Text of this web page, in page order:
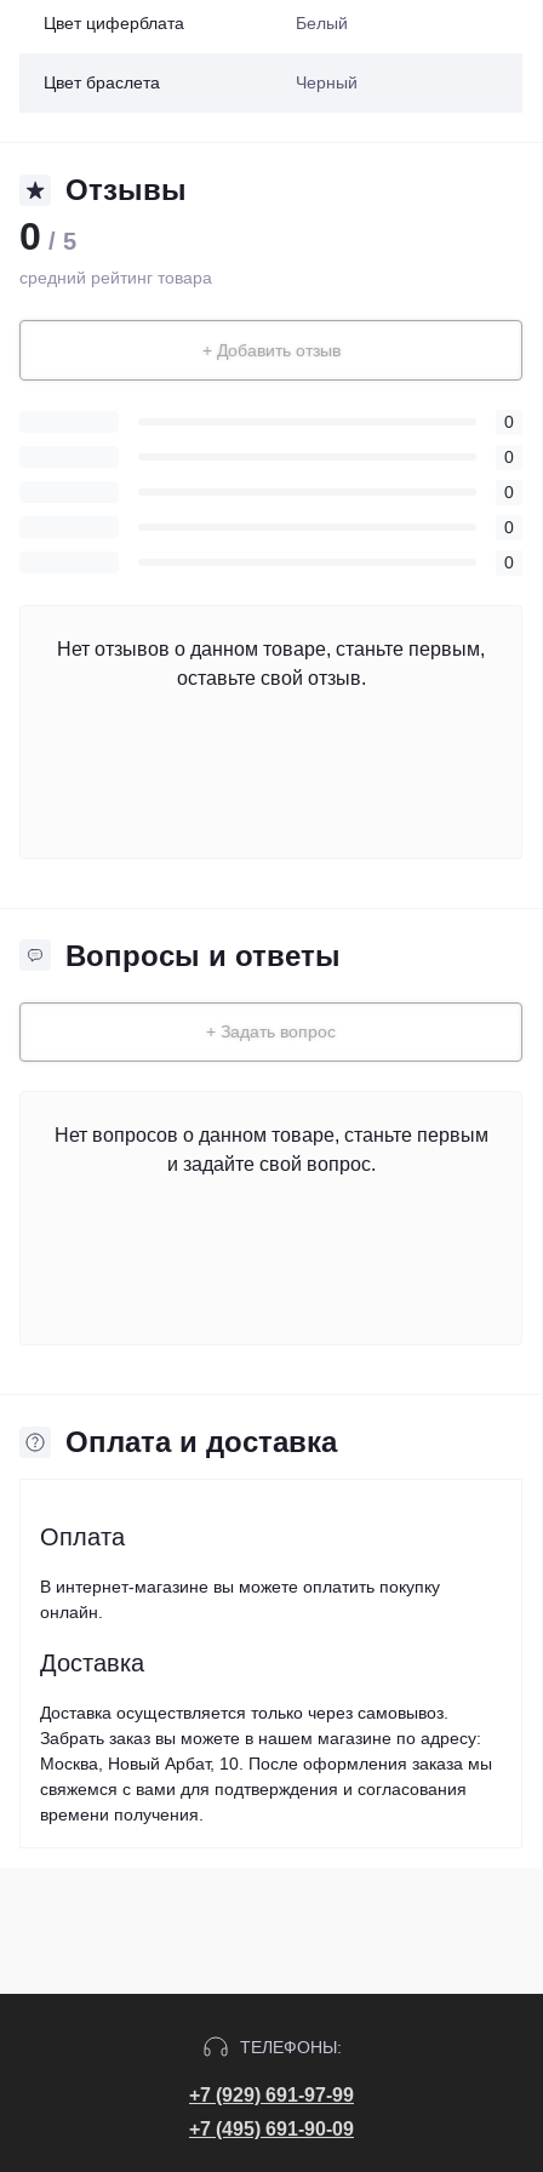
Цвет циферблата Белый
Цвет браслета Черный
Отзывы
0 / 5
средний рейтинг товара
+ Добавить отзыв
0
0
0
0
0
Нет отзывов о данном товаре, станьте первым,
оставьте свой отзыв.
Вопросы и ответы
+ Задать вопрос
Нет вопросов о данном товаре, станьте первым
и задайте свой вопрос.
Оплата и доставка
Оплата
В интернет-магазине вы можете оплатить покупку
онлайн.
Доставка
Доставка осуществляется только через самовывоз.
Забрать заказ вы можете в нашем магазине по адресу:
Москва, Новый Арбат, 10. После оформления заказа мы
свяжемся с вами для подтверждения и согласования
времени получения.
ТЕЛЕФОНЫ:
+7 (929) 691-97-99
+7 (495) 691-90-09